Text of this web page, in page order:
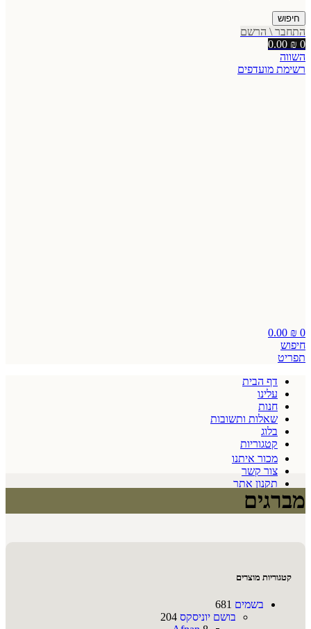
חיפוש
התחבר \ הרשם
0
0.00 ₪
השווה
רשימת מועדפים
0
0.00 ₪
חיפוש
תפריט
דף הבית
עלינו
חנות
שאלות ותשובות
בלוג
קטגוריות
מכור איתנו
צור קשר
תקנון אתר
מברגים
קטגוריות מוצרים
בשמים 681
בושם יוניסקס 204